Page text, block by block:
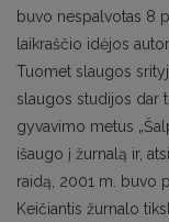
buvo nespalvotas 8
laikraščio idėjos
Tuomet slaugos
slaugos studijos dar
gyvavimo metus
išaugo į žurnalą ir,
raidą, 2001 m. buvo
Keičiantis žurnalo